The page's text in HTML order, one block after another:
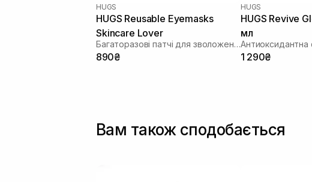
HUGS
HUGS Reusable Eyemasks
Skincare Lover
Багаторазові патчі для зволоження та освітлення зони навколо очей
890₴
HUGS
HUGS Revive
мл
1 290₴
Вам також сподобається